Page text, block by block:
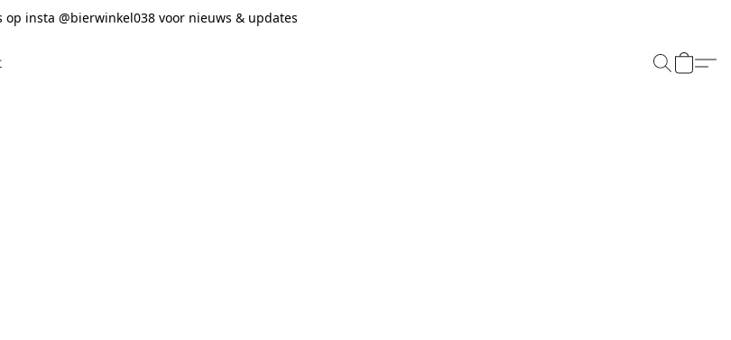
op insta @bierwinkel038 voor nieuws & updates